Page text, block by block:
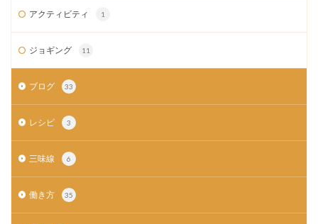
アクティビティ 1
ジョギング 11
ブログ 33
レシピ 3
三味線 6
働き方 35